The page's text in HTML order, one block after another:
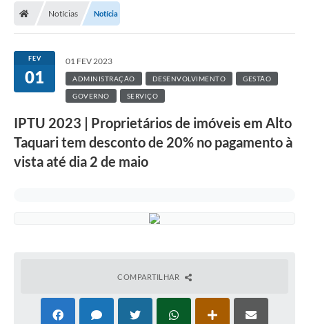
Notícias Notícia
FEV
01
01 FEV 2023
ADMINISTRAÇÃO DESENVOLVIMENTO GESTÃO
GOVERNO SERVIÇO
IPTU 2023 | Proprietários de imóveis em Alto
Taquari tem desconto de 20% no pagamento à
vista até dia 2 de maio
COMPARTILHAR